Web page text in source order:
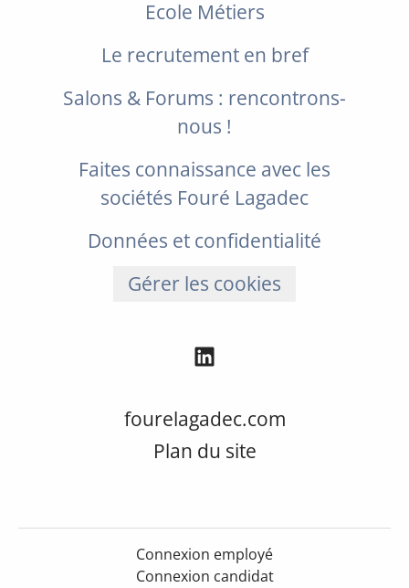
Ecole Métiers
Le recrutement en bref
Salons & Forums : rencontrons-
nous !
Faites connaissance avec les
sociétés Fouré Lagadec
Données et confidentialité
Gérer les cookies
fourelagadec.com
Plan du site
Connexion employé
Connexion candidat